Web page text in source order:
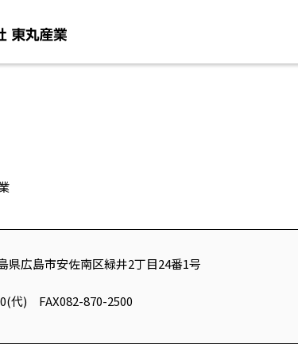
広島市安佐南区緑井2丁目24番1号
代) FAX082-870-2500